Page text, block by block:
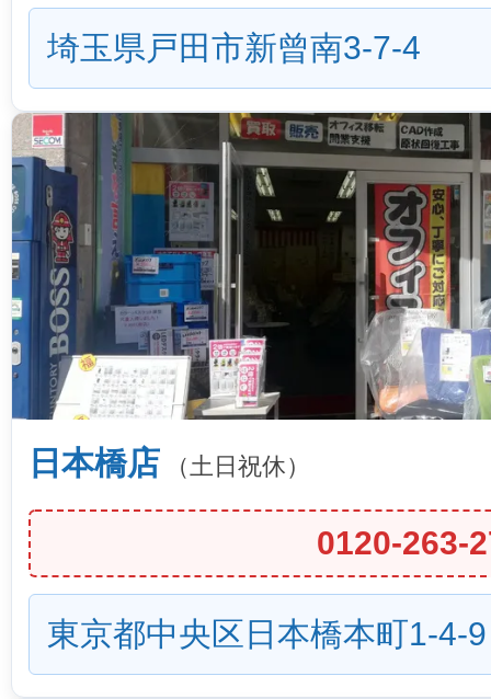
埼玉県戸田市新曾南3-7-4
日本橋店 （土日祝休）
0120-263-
東京都中央区日本橋本町1-4-9